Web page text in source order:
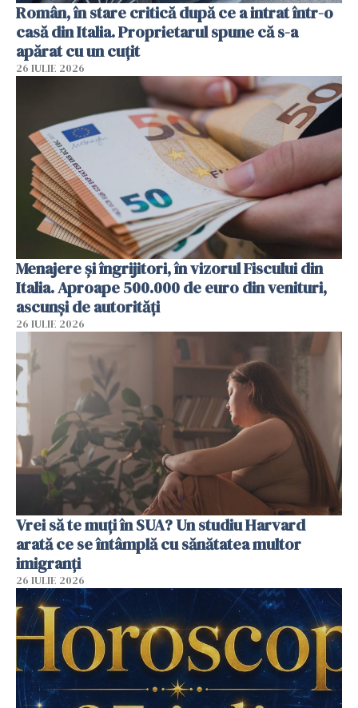
Român, în stare critică după ce a intrat într-o
casă din Italia. Proprietarul spune că s-a
apărat cu un cuțit
26 IULIE 2026
Menajere și îngrijitori, în vizorul Fiscului din
Italia. Aproape 500.000 de euro din venituri,
ascunși de autorități
26 IULIE 2026
Vrei să te muți în SUA? Un studiu Harvard
arată ce se întâmplă cu sănătatea multor
imigranți
26 IULIE 2026